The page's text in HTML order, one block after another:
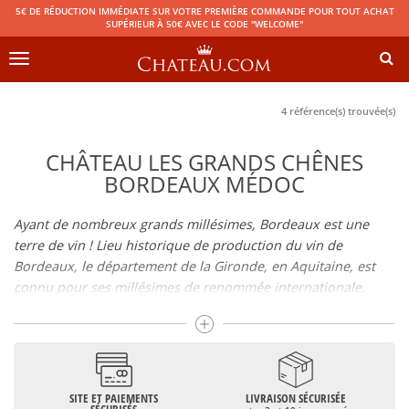
5€ DE RÉDUCTION IMMÉDIATE SUR VOTRE PREMIÈRE COMMANDE POUR TOUT ACHAT
SUPÉRIEUR À 50€ AVEC LE CODE "WELCOME"
Toggle
4 référence(s) trouvée(s)
CHÂTEAU LES GRANDS CHÊNES
BORDEAUX MÉDOC
Ayant de nombreux grands millésimes, Bordeaux est une
terre de vin ! Lieu historique de production du vin de
Bordeaux, le département de la Gironde, en Aquitaine, est
connu pour ses millésimes de renommée internationale.
telles que le Médoc, le Graves ou le Bordeaux supérieur. De
nombreux grands crus dont les vins de
Pomerol
(Cheval Blanc Château d’Yquem
bien encore (Pauillacpar exemple Latour, Lafite,Mouton
SITE ET PAIEMENTS LIVRAISON SÉCURISÉE